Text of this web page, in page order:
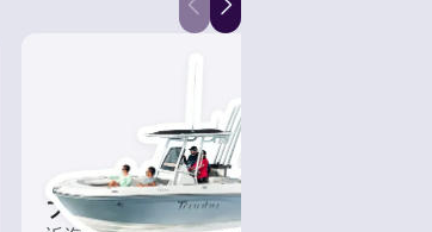
フィッシングボート